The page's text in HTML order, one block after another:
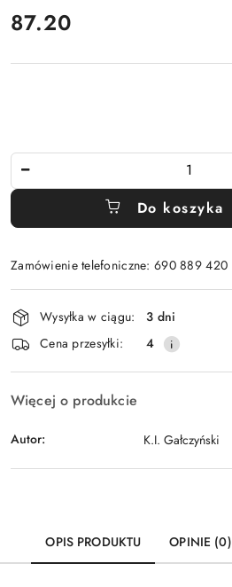
cena:
87.20
Do koszyka
Zamówienie telefoniczne: 690 889 420
Wyślij
Dostępność
i
dostawa
Wysyłka w ciągu:
3 dni
Cena przesyłki:
4
Więcej o produkcie
Autor: K.I. Gałczyński
OPIS PRODUKTU OPINIE (0)